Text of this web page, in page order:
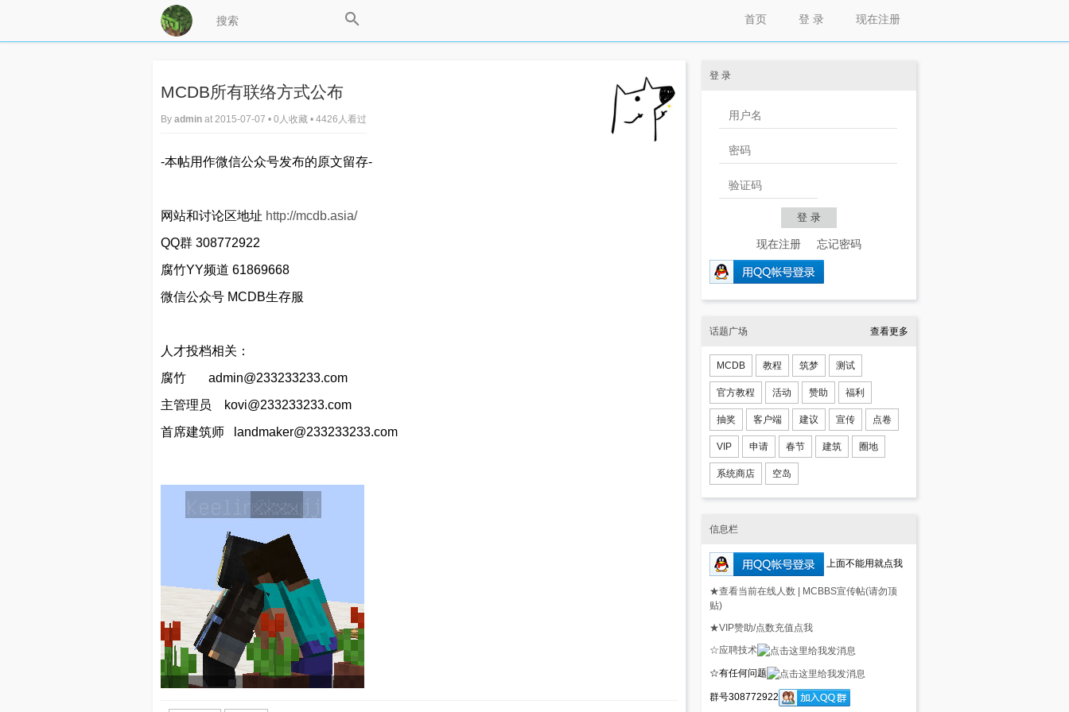
现在注册
登 录
首页
MCDB所有联络方式公布
By admin at 2015-07-07 • 0人收藏 • 4426人看过
-本帖用作微信公众号发布的原文留存-
网站和讨论区地址 http://mcdb.asia/
QQ群 308772922
腐竹YY频道 61869668
微信公众号 MCDB生存服
人才投档相关：
腐竹 admin@233233233.com
主管理员
kovi@233233233.com
首席建筑师
landmaker@233233233.com
登 录
现在注册 忘记密码
话题广场 查看更多
MCDB 教程 筑梦 测试
官方教程 活动 赞助 福利
抽奖 客户端 建议 宣传 点卷
VIP 申请 春节 建筑 圈地
系统商店 空岛
信息栏
上面不能用就点我
★查看当前在线人数
MCBBS宣传帖(请勿顶
贴)
★VIP赞助/点数充值点我
☆应聘技术
☆有任何问题
群号308772922